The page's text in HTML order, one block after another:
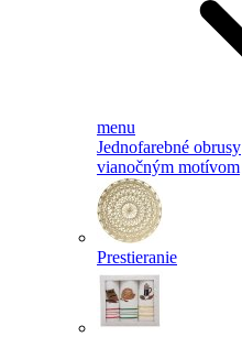
menu
Jednofarebné obrusy
vianočným motívom
Prestieranie